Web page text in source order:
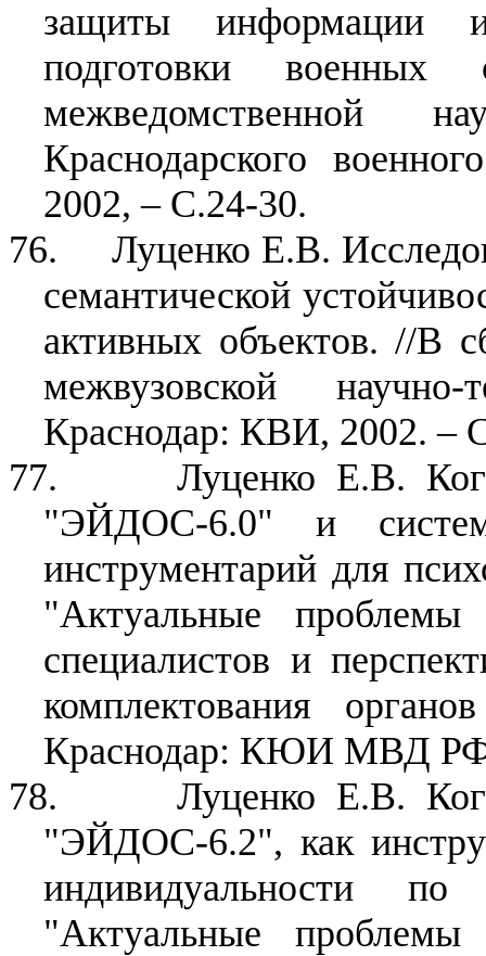
защиты информации и
подготовки военных
межведомственной
Краснодарского
2002, – С.24-30.
76.
Луценко Е.В.
семантической
активных объектов. //В
межвузовской
Краснодар: КВИ, 2002. –
77.
Луценко Е.В.
"ЭЙДОС-6.0" и
инструментарий для
"Актуальные проблемы
специалистов и
комплектования
Краснодар: КЮИ МВД
78.
Луценко Е.В.
"ЭЙДОС-6.2", как
индивидуальности
"Актуальные проблемы